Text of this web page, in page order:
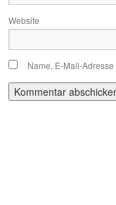
Website
Name, E-Mail-